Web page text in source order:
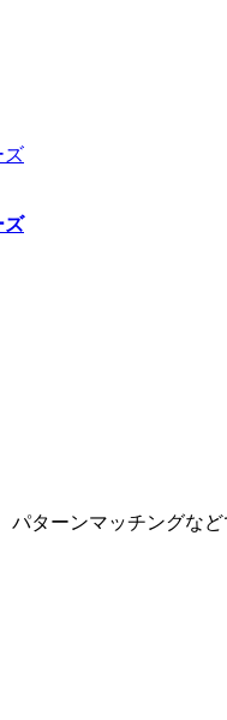
ズ
ターンマッチングなど